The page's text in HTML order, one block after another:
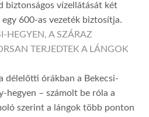
biztonságos vízellátását két
600-as vezeték biztosítja.
HEGYEN, A SZÁRAZ
TERJEDTEK A LÁNGOK
délelőtti órákban a Bekecsi-
hegyen – számolt be róla a
szerint a lángok több ponton